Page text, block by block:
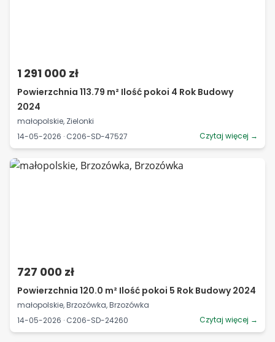
1 291 000 zł
Powierzchnia 113.79 m² Ilość pokoi 4 Rok Budowy
2024
małopolskie, Zielonki
14-05-2026 · C206-SD-47527
Czytaj więcej →
727 000 zł
Powierzchnia 120.0 m² Ilość pokoi 5 Rok Budowy 2024
małopolskie, Brzozówka, Brzozówka
14-05-2026 · C206-SD-24260
Czytaj więcej →